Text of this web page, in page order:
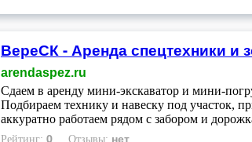
ВереСК - Аренда спецтехники и
arendaspez.ru
Сдаем в аренду мини-экскаватор и мини-
Подбираем технику и навеску под участок,
аккуратно работаем рядом с забором и
Рейтинг: 0 Отзывы: нет